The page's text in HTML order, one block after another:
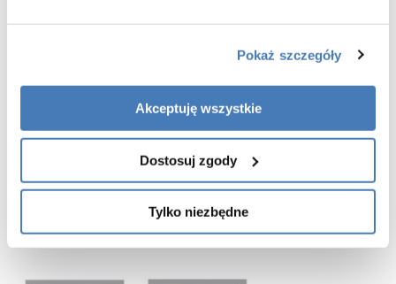
Pokaż szczegóły
Akceptuję wszystkie
Dostosuj zgody
Tylko niezbędne
produkt dla osób, które chcą połączyć nowoczesny design z trwałością i
szczotkowana :
- wysokość:150 cm
- model uniwersalny prawy/lewy
- bezpieczne szkło hartowane przeźroczyste o grubości 8 mm
- szkło zabezpieczone powłoką Active Shield 2.0 (zapobiega osadzaniu
kamienia)
- gwarancja 3 lata